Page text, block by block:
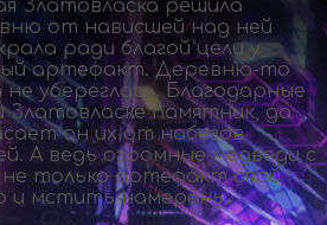
Златовласка решила
от нависшей над ней
ради благой цели у
артефакт. Деревню-то
убереглась. Благодарные
Златовласке памятник, да
он их от набегов
А ведь огромные медведи с
не только артефакт свой
и мстить намерены.